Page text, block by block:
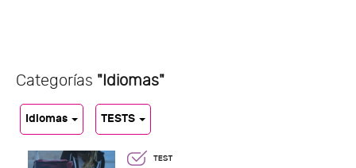
Categorías "Idiomas"
Idiomas TESTS